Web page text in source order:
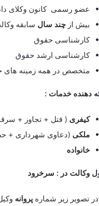
عضو رسمی کانون وکلای
بیش از چند سال سابقه
کارشناسی حقوق
کارشناسی ارشد حقوق
متخصص در همه زمینه های
دهنده خدمات :
کیفری ( قتل + تجاوز +
ملکی (دعاوی شهرداری +
خانواده
وکالت در : سرخرود
تصویر زیر شماره پروانه